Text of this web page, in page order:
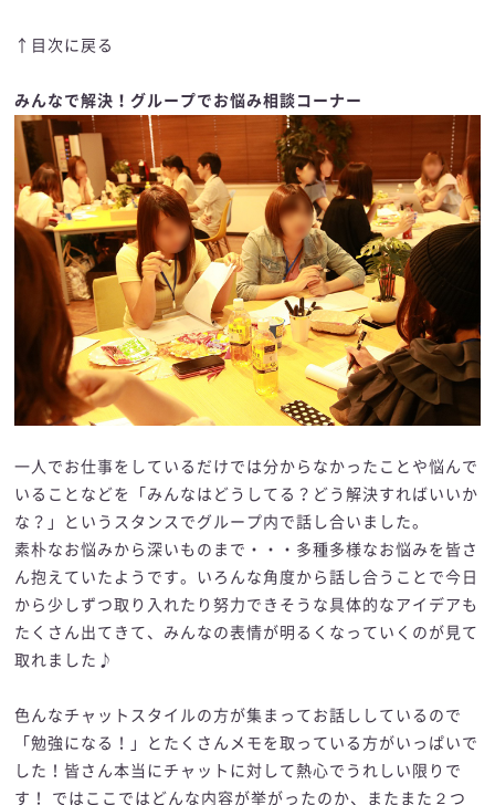
↑目次に戻る
みんなで解決！グループでお悩み相談コーナー
一人でお仕事をしているだけでは分からなかったことや悩んで
いることなどを「みんなはどうしてる？どう解決すればいいか
な？」というスタンスでグループ内で話し合いました。
素朴なお悩みから深いものまで・・・多種多様なお悩みを皆さ
ん抱えていたようです。いろんな角度から話し合うことで今日
から少しずつ取り入れたり努力できそうな具体的なアイデアも
たくさん出てきて、みんなの表情が明るくなっていくのが見て
取れました♪
色んなチャットスタイルの方が集まってお話ししているので
「勉強になる！」とたくさんメモを取っている方がいっぱいで
した！皆さん本当にチャットに対して熱心でうれしい限りで
す！ ではここではどんな内容が挙がったのか、またまた２つ